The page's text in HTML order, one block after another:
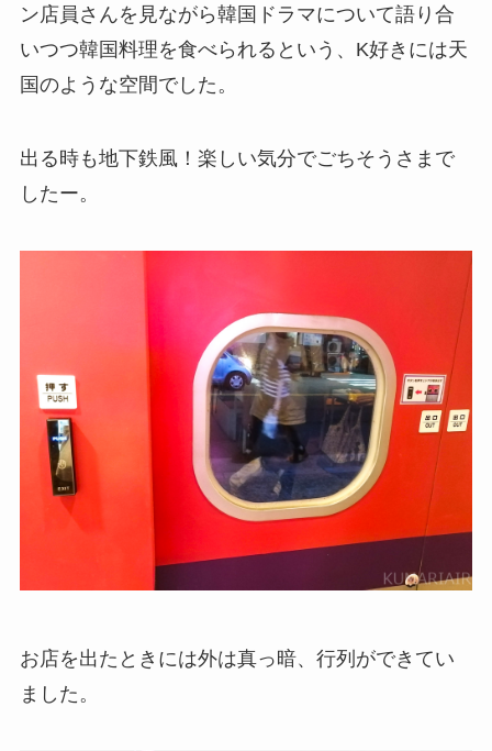
ン店員さんを見ながら韓国ドラマについて語り合
いつつ韓国料理を食べられるという、K好きには天
国のような空間でした。
出る時も地下鉄風！楽しい気分でごちそうさまで
したー。
お店を出たときには外は真っ暗、行列ができてい
ました。